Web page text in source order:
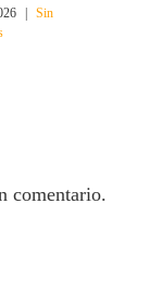
|
Sin
comentario.